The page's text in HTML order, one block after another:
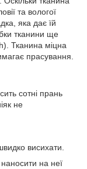
та вологої
яка дає їй
тканини ще
Тканина міцна
прасування.
сотні прань
не
висихати.
на неї